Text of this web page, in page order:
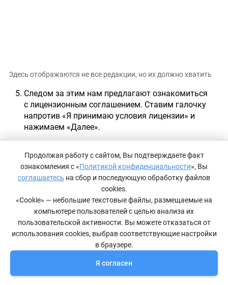
Здесь отображаются не все редакции, но их должно хватить
Следом за этим нам предлагают ознакомиться
с лицензионным соглашением. Ставим галочку
напротив «Я принимаю условия лицензии» и
нажимаем «Далее».
Продолжая работу с сайтом, Вы подтверждаете факт
ознакомления с «Политикой конфиденциальности», Вы
соглашаетесь на сбор и последующую обработку файлов
cookies.
«Cookie» — небольшие текстовые файлы, размещаемые на
компьютере пользователей с целью анализа их
пользовательской активности. Вы можете отказаться от
использования cookies, выбрав соответствующие настройки
в браузере.
Я согласен